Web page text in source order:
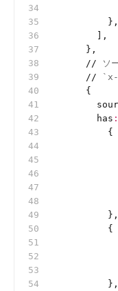
          },
        ],
      },
      //
ソ
      //
`x-
      {
        has
:
          {
          },
          {
          },